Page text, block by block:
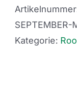
1
Menge
SEPTEMBER-
Kategorie: